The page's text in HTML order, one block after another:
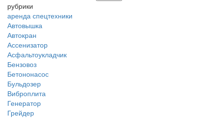
рубрики
аренда спецтехники
Автовышка
Автокран
Ассенизатор
Асфальтоукладчик
Бензовоз
Бетононасос
Бульдозер
Виброплита
Генератор
Грейдер